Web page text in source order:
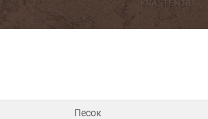
Песок